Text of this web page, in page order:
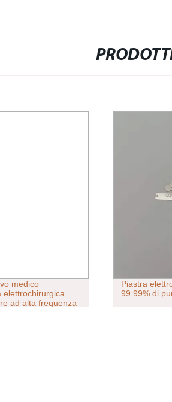
medico
elettrochirurgica
ad alta frequenza
Piastra
99.99% di